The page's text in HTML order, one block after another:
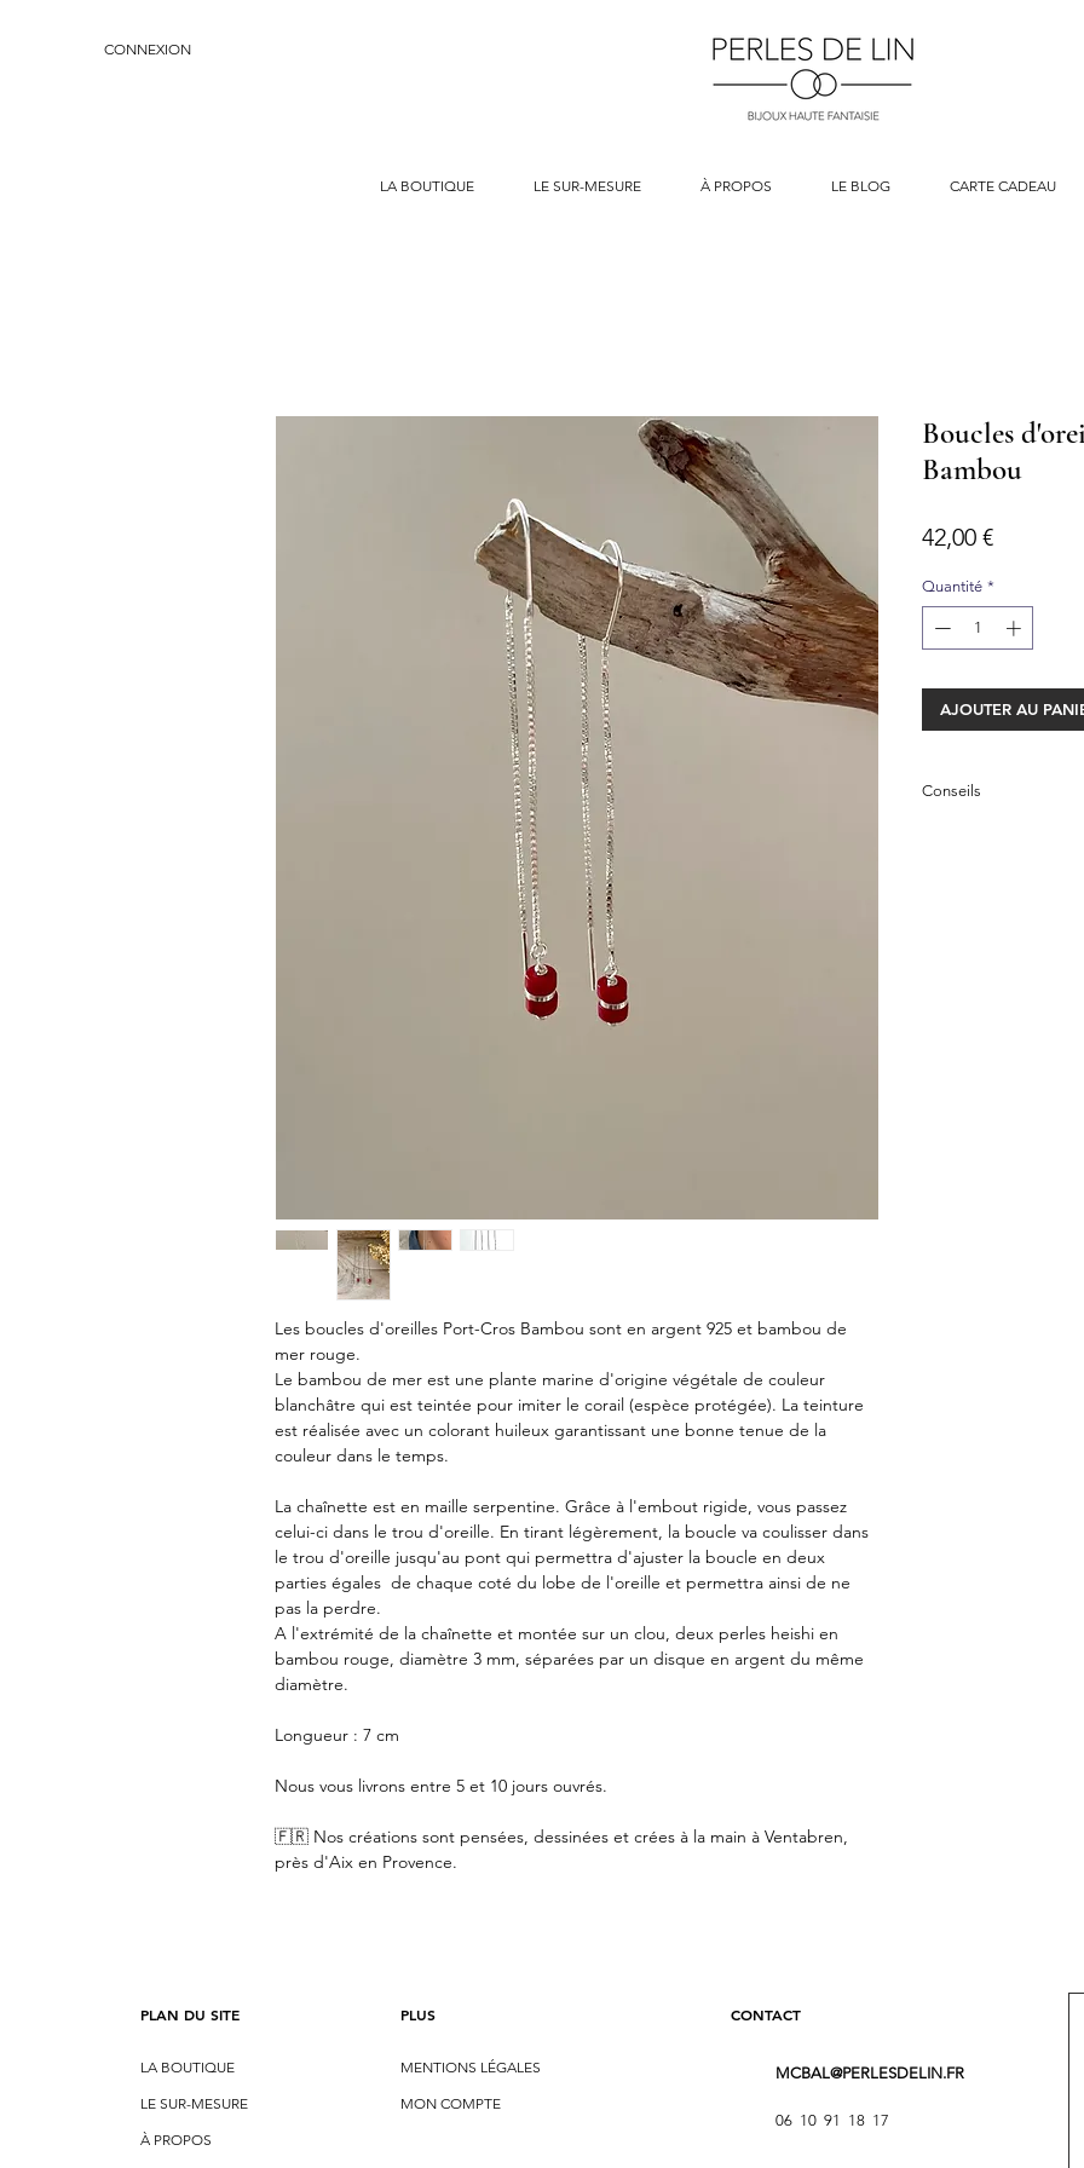
CONNEXION
LA BOUTIQUE LE SUR-MESURE À PROPOS LE BLOG CARTE CADEAU
Les boucles d'oreilles Port-Cros Bambou sont en argent 925 et bambou de
mer rouge.
Le bambou de mer est une plante marine d'origine végétale de couleur
blanchâtre qui est teintée pour imiter le corail (espèce protégée). La teinture
est réalisée avec un colorant huileux garantissant une bonne tenue de la
couleur dans le temps.
La chaînette est en maille serpentine. Grâce à l'embout rigide, vous passez
celui-ci dans le trou d'oreille. En tirant légèrement, la boucle va coulisser dans
le trou d'oreille jusqu'au pont qui permettra d'ajuster la boucle en deux
parties égales de chaque coté du lobe de l'oreille et permettra ainsi de ne
pas la perdre.
A l'extrémité de la chaînette et montée sur un clou, deux perles heishi en
bambou rouge, diamètre 3 mm, séparées par un disque en argent du même
diamètre.
Longueur : 7 cm
Nous vous livrons entre 5 et 10 jours ouvrés.
🇫🇷 Nos créations sont pensées, dessinées et crées à la main à Ventabren,
près d'Aix en Provence.
Boucles
Bambou
42,00 €Prix
Quantité *
AJOUTER AU
Conseils
PLAN DU SITE
LA BOUTIQUE
LE SUR-MESURE
À PROPOS
PLUS
MENTIONS LÉGALES
MON COMPTE
CONTACT
MCBAL@PERLESDELIN.FR
06 10 91 18 17